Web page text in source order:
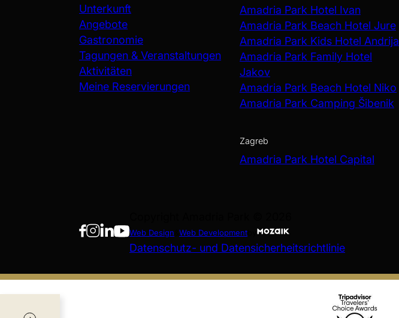
Unterkunft
Angebote
Gastronomie
Tagungen & Veranstaltungen
Aktivitäten
Meine Reservierungen
Amadria Park Hotel Ivan
Amadria Park Beach Hotel Jure
Amadria Park Kids Hotel Andrija
Amadria Park Family Hotel
Jakov
Amadria Park Beach Hotel Niko
Amadria Park Camping Šibenik
Zagreb
Amadria Park Hotel Capital
Web Design Web Development
Datenschutz- und Datensicherheitsrichtlinie